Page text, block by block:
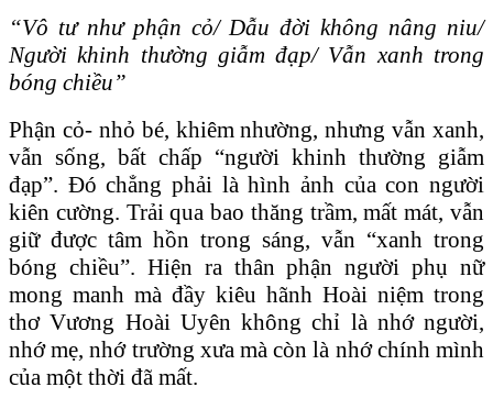
“Vô tư như phận cỏ/ Dẫu đời không nâng niu/
Người khinh thường giẫm đạp/ Vẫn xanh trong
bóng chiều”
Phận cỏ- nhỏ bé, khiêm nhường, nhưng vẫn xanh,
vẫn sống, bất chấp “người khinh thường giẫm
đạp”. Đó chẳng phải là hình ảnh của con người
kiên cường. Trải qua bao thăng trầm, mất mát, vẫn
giữ được tâm hồn trong sáng, vẫn “xanh trong
bóng chiều”. Hiện ra thân phận người phụ nữ
mong manh mà đầy kiêu hãnh Hoài niệm trong
thơ Vương Hoài Uyên không chỉ là nhớ người,
nhớ mẹ, nhớ trường xưa mà còn là nhớ chính mình
của một thời đã mất.